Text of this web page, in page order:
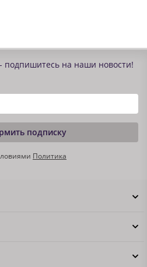
подпишитесь на наши новости!
подписку
Политика